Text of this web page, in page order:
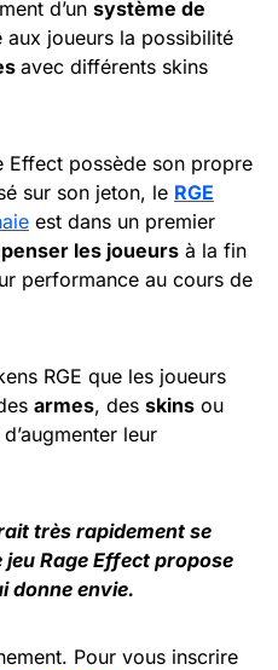
d’un système de
aux joueurs la possibilité
avec différents skins
Effect possède son propre
sur son jeton, le RGE
est dans un premier
les joueurs à la fin
performance au cours de
RGE que les joueurs
armes, des skins ou
leur
très rapidement se
Rage Effect propose
donne envie.
Pour vous inscrire